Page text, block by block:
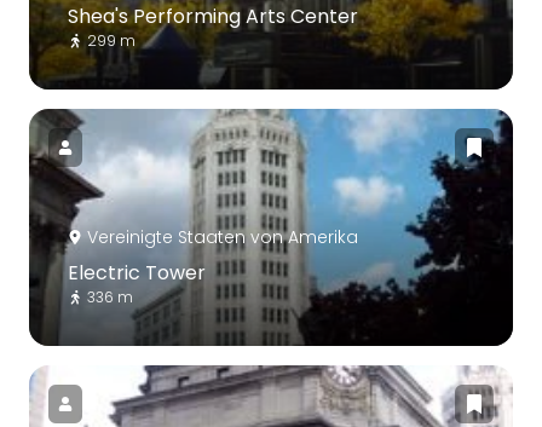
Shea's Performing Arts Center
299 m
Vereinigte Staaten von Amerika
Electric Tower
336 m